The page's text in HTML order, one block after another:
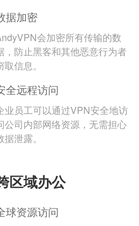
据加密
会加密所有传输的数
，防止黑客和其他恶意行为者
取信息。
全远程访问
业员工可以通过VPN安全地访
公司内部网络资源，无需担心
据泄露。
区域办公
球资源访问